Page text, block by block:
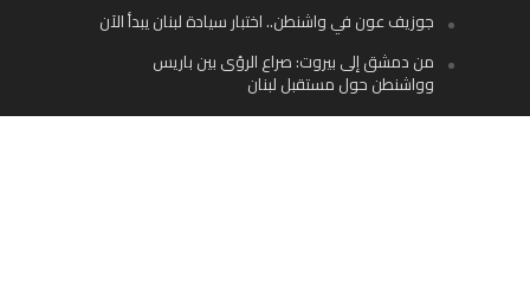
جوزيف عون في واشنطن.. اختبار سيادة لبنان يبدأ الآن
من دمشق إلى بيروت: صراع الرؤى بين باريس
وواشنطن حول مستقبل لبنان
اليسار اللبناني «اليقظ» وسيادة الدولة: لماذا يُعدّ نزع